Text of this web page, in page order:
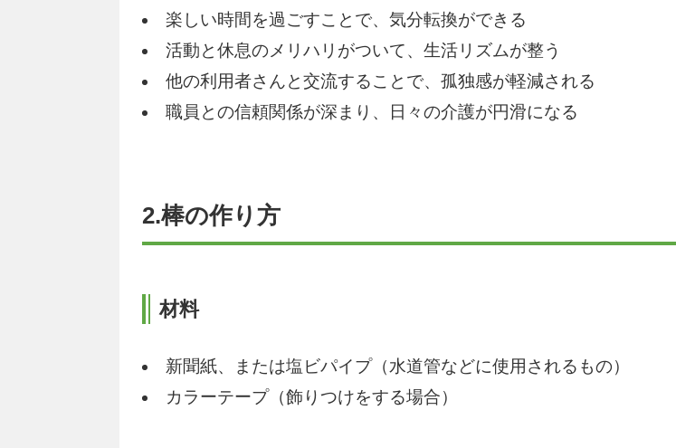
楽しい時間を過ごすことで、気分転換ができる
活動と休息のメリハリがついて、生活リズムが整う
他の利用者さんと交流することで、孤独感が軽減される
職員との信頼関係が深まり、日々の介護が円滑になる
2.棒の作り方
材料
新聞紙、または塩ビパイプ（水道管などに使用されるもの）
カラーテープ（飾りつけをする場合）